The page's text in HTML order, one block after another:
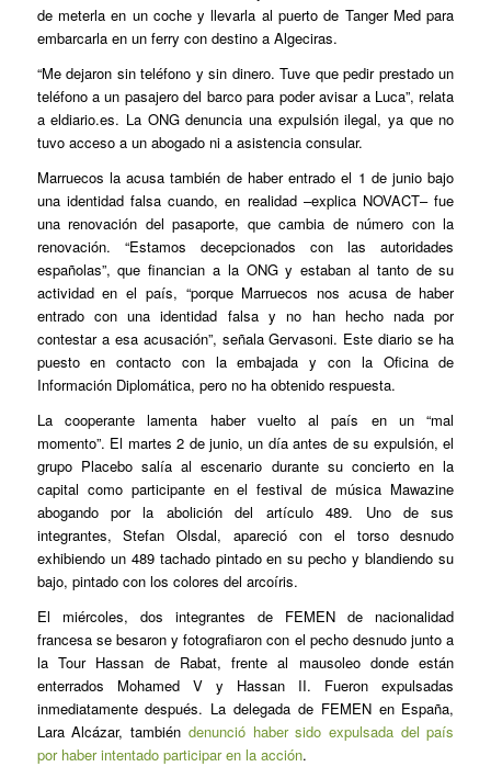
de meterla en un coche y llevarla al puerto de Tanger Med para
embarcarla en un ferry con destino a Algeciras.
“Me dejaron sin teléfono y sin dinero. Tuve que pedir prestado un
teléfono a un pasajero del barco para poder avisar a Luca”, relata
a eldiario.es. La ONG denuncia una expulsión ilegal, ya que no
tuvo acceso a un abogado ni a asistencia consular.
Marruecos la acusa también de haber entrado el 1 de junio bajo
una identidad falsa cuando, en realidad –explica NOVACT– fue
una renovación del pasaporte, que cambia de número con la
renovación. “Estamos decepcionados con las autoridades
españolas”, que financian a la ONG y estaban al tanto de su
actividad en el país, “porque Marruecos nos acusa de haber
entrado con una identidad falsa y no han hecho nada por
contestar a esa acusación”, señala Gervasoni. Este diario se ha
puesto en contacto con la embajada y con la Oficina de
Información Diplomática, pero no ha obtenido respuesta.
La cooperante lamenta haber vuelto al país en un “mal
momento”. El martes 2 de junio, un día antes de su expulsión, el
grupo Placebo salía al escenario durante su concierto en la
capital como participante en el festival de música Mawazine
abogando por la abolición del artículo 489. Uno de sus
integrantes, Stefan Olsdal, apareció con el torso desnudo
exhibiendo un 489 tachado pintado en su pecho y blandiendo su
bajo, pintado con los colores del arcoíris.
El miércoles, dos integrantes de FEMEN de nacionalidad
francesa se besaron y fotografiaron con el pecho desnudo junto a
la Tour Hassan de Rabat, frente al mausoleo donde están
enterrados Mohamed V y Hassan II. Fueron expulsadas
inmediatamente después. La delegada de FEMEN en España,
Lara Alcázar, también denunció haber sido expulsada del país
por haber intentado participar en la acción.